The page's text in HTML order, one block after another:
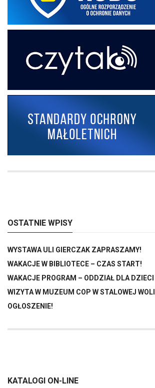
OSTATNIE WPISY
WYSTAWA ULI GIERCZAK ZAPRASZAMY!
WAKACJE W BIBLIOTECE – CZAS START!
WAKACJE PROGRAM – ODDZIAŁ DLA DZIECI
WIZYTA W MUZEUM COP W STALOWEJ WOLI
OGŁOSZENIE!
KATALOGI ON-LINE